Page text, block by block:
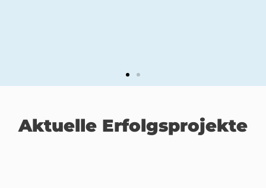
Aktuelle Erfolgsprojekte